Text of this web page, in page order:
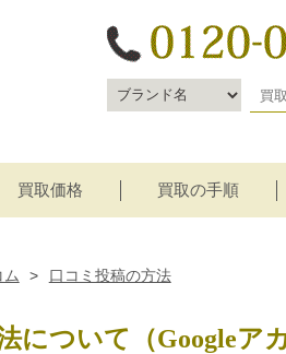
買取価格
買取の手順
> 口コミ投稿の方法
について（Googleア